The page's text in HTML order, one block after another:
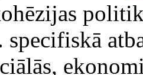
specifiskā